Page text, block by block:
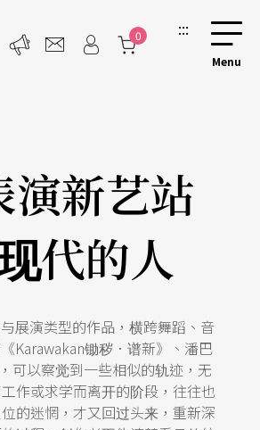
0 :::
新艺站
代的人
展演类型的作品，横跨舞蹈、音
Karawakan锄秽．谱新》、潘巴
可以察觉到一些相似的轨迹，无
作或求学而离开的阶段，往往也
的迷惘，才又回过头来，重新深